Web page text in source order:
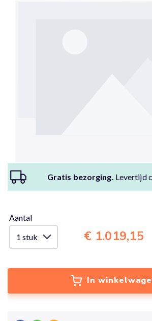
Gratis bezorging. Levertijd
Aantal
€ 1.019,15
In